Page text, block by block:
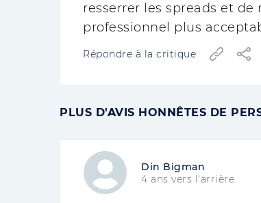
resserrer les spreads et
professionnel plus
Répondre à la critique
PLUS D'AVIS HONNÊTES DE
Din Bigman
4 ans vers l'arrière